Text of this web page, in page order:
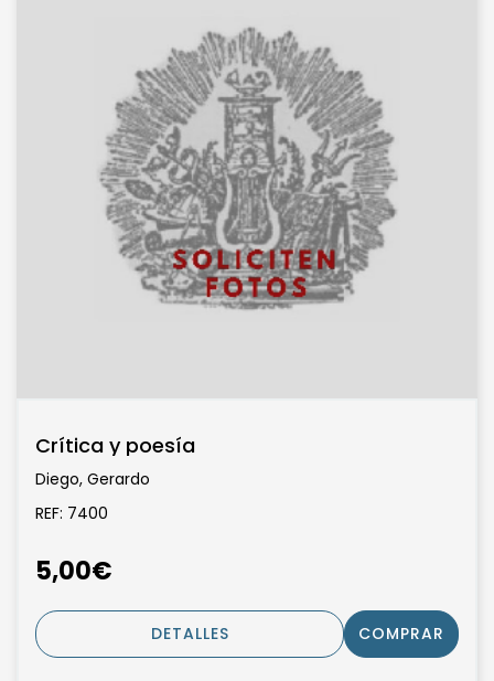
Crítica y poesía
Diego, Gerardo
REF: 7400
5,00€
DETALLES COMPRAR